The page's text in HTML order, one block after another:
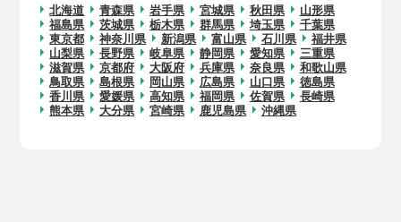
北海道 青森県 岩手県 宮城県 秋田県
山形県
福島県
茨城県 栃木県 群馬県 埼玉県
千葉県
東京都
神奈川県 新潟県 富山県 石川県
福井県
山梨県
長野県 岐阜県 静岡県 愛知県
三重県
滋賀県
京都府 大阪府 兵庫県 奈良県
和歌山県
鳥取県
島根県 岡山県 広島県 山口県
徳島県
香川県
愛媛県 高知県 福岡県 佐賀県
長崎県
熊本県
大分県 宮崎県 鹿児島県 沖縄県